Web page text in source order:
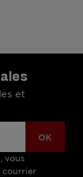
et
vous
courrier